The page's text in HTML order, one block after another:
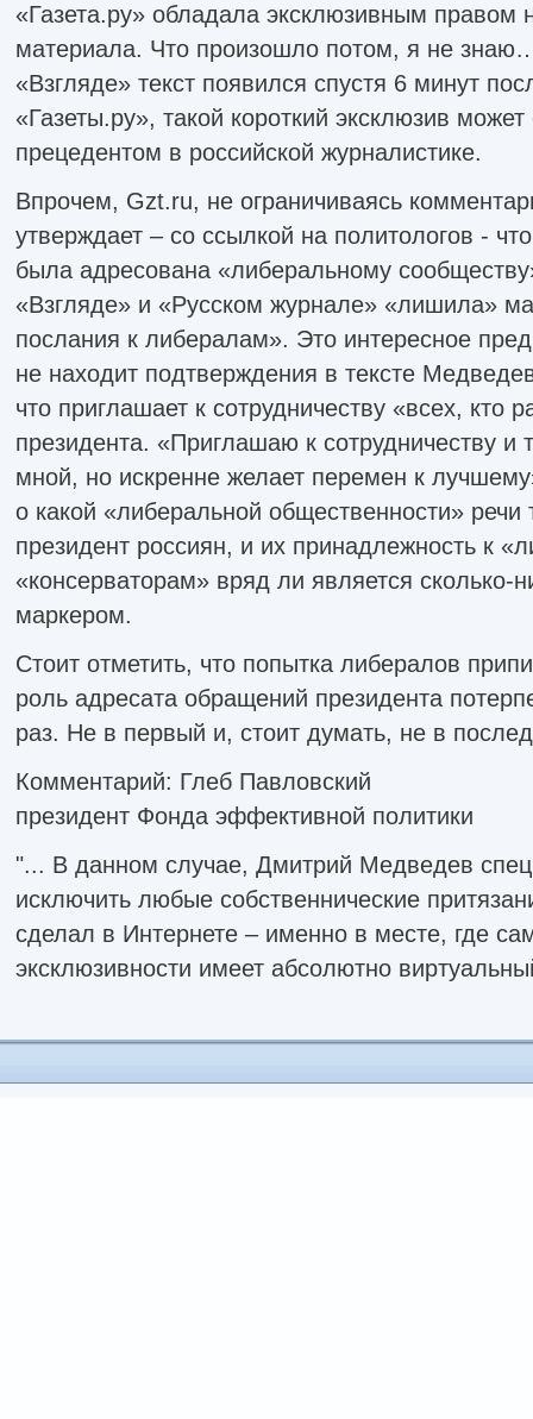
«Газета.ру» обладала эксклюзивным правом
материала. Что произошло потом, я не
«Взгляде» текст появился спустя 6 минут
«Газеты.ру», такой короткий эксклюзив
прецедентом в российской журналистике.
Впрочем, Gzt.ru, не ограничиваясь
утверждает – со ссылкой на политологов -
была адресована «либеральному
«Взгляде» и «Русском журнале» «лишила»
послания к либералам». Это интересное
не находит подтверждения в тексте
что приглашает к сотрудничеству «всех, кто
президента. «Приглашаю к сотрудничеству и
мной, но искренне желает перемен к
о какой «либеральной общественности»
президент россиян, и их принадлежность к
«консерваторам» вряд ли является сколько-
маркером.
Стоит отметить, что попытка либералов
роль адресата обращений президента
раз. Не в первый и, стоит думать, не в
Комментарий: Глеб Павловский
президент Фонда эффективной политики
"... В данном случае, Дмитрий Медведев
исключить любые собственнические
сделал в Интернете – именно в месте, где
эксклюзивности имеет абсолютно